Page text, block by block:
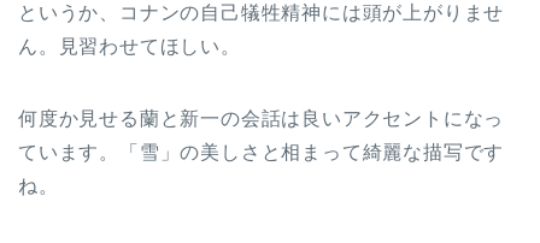
というか、コナンの自己犠牲精神には頭が上がりませ
ん。見習わせてほしい。
何度か見せる蘭と新一の会話は良いアクセントになっ
ています。「雪」の美しさと相まって綺麗な描写です
ね。